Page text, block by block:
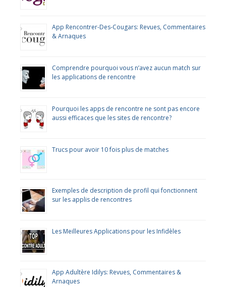
App Rencontrer-Des-Cougars: Revues, Commentaires
& Arnaques
Comprendre pourquoi vous n’avez aucun match sur
les applications de rencontre
Pourquoi les apps de rencontre ne sont pas encore
aussi efficaces que les sites de rencontre?
Trucs pour avoir 10 fois plus de matches
Exemples de description de profil qui fonctionnent
sur les applis de rencontres
Les Meilleures Applications pour les Infidèles
App Adultère Idilys: Revues, Commentaires &
Arnaques